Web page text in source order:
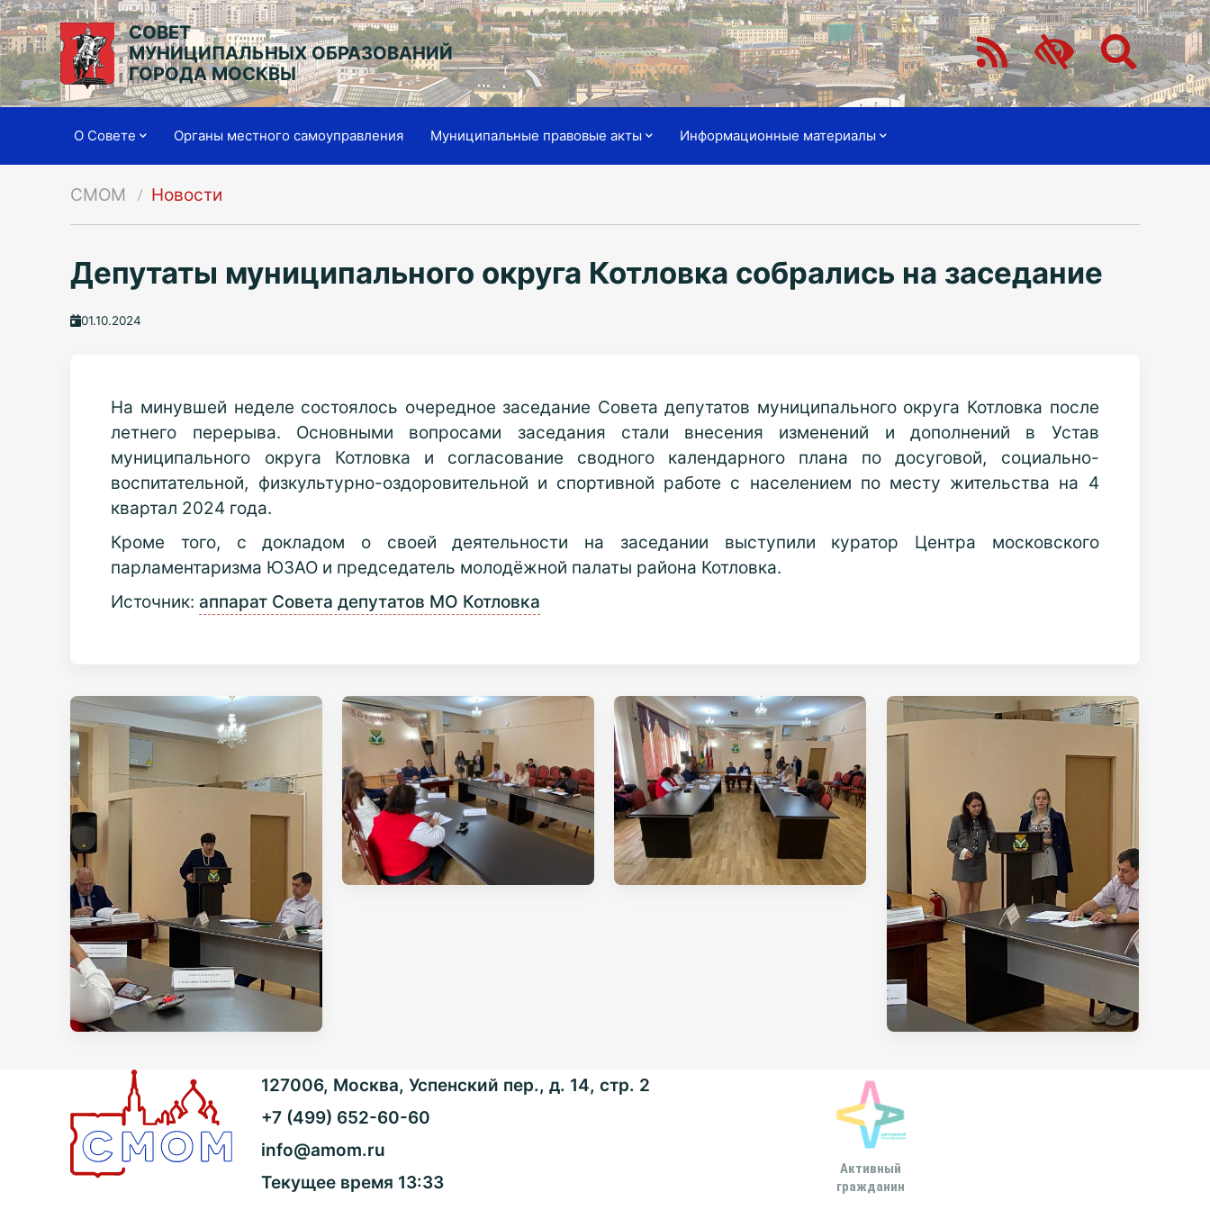
СОВЕТ
МУНИЦИПАЛЬНЫХ ОБРАЗОВАНИЙ
ГОРОДА МОСКВЫ
О Совете Органы местного самоуправления Муниципальные правовые акты Информационные материалы
СМОМ Новости
Депутаты муниципального округа Котловка собрались на заседание
01.10.2024
На минувшей неделе состоялось очередное заседание Совета депутатов муниципального округа Котловка после
летнего перерыва. Основными вопросами заседания стали внесения изменений и дополнений в Устав
муниципального округа Котловка и согласование сводного календарного плана по досуговой, социально-
воспитательной, физкультурно-оздоровительной и спортивной работе с населением по месту жительства на 4
квартал 2024 года.
Кроме того, с докладом о своей деятельности на заседании выступили куратор Центра московского
парламентаризма ЮЗАО и председатель молодёжной палаты района Котловка.
Источник: аппарат Совета депутатов МО Котловка
127006, Москва, Успенский пер., д. 14, стр. 2
+7 (499) 652-60-60
info@amom.ru
Текущее время 13:33
Активный
гражданин